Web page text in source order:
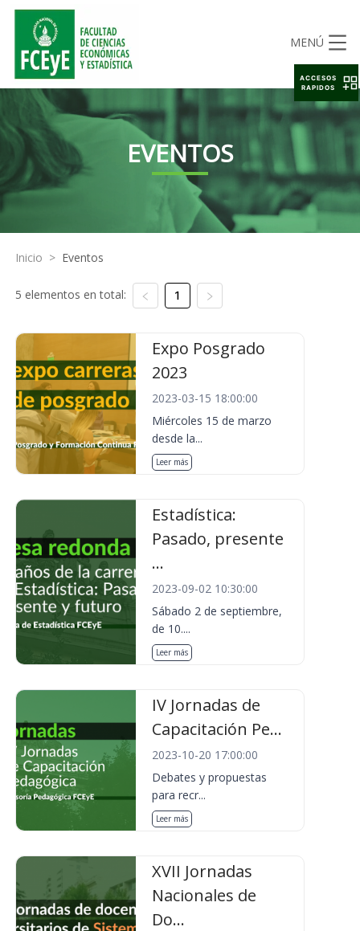
MENÚ
EVENTOS
Inicio > Eventos
5 elementos en total: 1
Expo Posgrado
2023
2023-03-15 18:00:00
Miércoles 15 de marzo
desde la...
Leer más
Estadística:
Pasado, presente
...
2023-09-02 10:30:00
Sábado 2 de septiembre,
de 10....
Leer más
IV Jornadas de
Capacitación Pe...
2023-10-20 17:00:00
Debates y propuestas
para recr...
Leer más
XVII Jornadas
Nacionales de
Do...
ACCESOS
RAPIDOS